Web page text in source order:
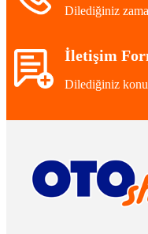
Dilediğiniz
İletişim
Dilediğiniz